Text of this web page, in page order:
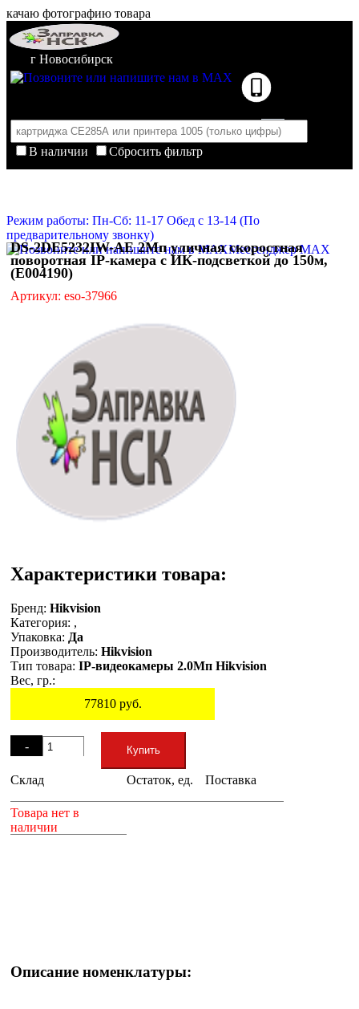
качаю фотографию товара
г Новосибирск
В наличии
Сбросить фильтр
Корзина пуста
Режим работы: Пн-Сб: 11-17 Обед с 13-14 (По
предварительному звонку)
Мессенджер MAX
DS-2DE5232IW-AE 2Мп уличная скоростная
поворотная IP-камера с ИК-подсветкой до 150м,
(E004190)
Артикул: eso-37966
Характеристики товара:
Бренд: Hikvision
Категория: ,
Упаковка: Да
Производитель: Hikvision
Тип товара: IP-видеокамеры 2.0Мп Hikvision
Вес, гр.:
77810руб.
-
+
Купить
Склад Остаток, ед. Поставка
Товара нет в
наличии
Описание номенклатуры: